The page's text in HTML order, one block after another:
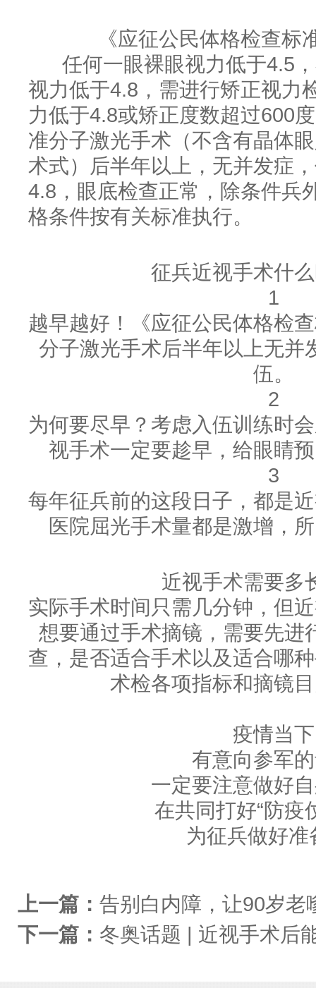
《应征公民体格检查
任何一眼裸眼视力低于4.5，
视力低于4.8，需进行矫正视力
力低于4.8或矫正度数超过600
准分子激光手术（不含有晶体
术式）后半年以上，无并发症
4.8，眼底检查正常，除条件兵
格条件按有关标准执行。
征兵近视手术什
1
越早越好！《应征公民体格检
分子激光手术后半年以上无并
伍。
2
为何要尽早？考虑入伍训练时
视手术一定要趁早，给眼睛
3
每年征兵前的这段日子，都是
医院屈光手术量都是激增，
近视手术需要多
实际手术时间只需几分钟，但
想要通过手术摘镜，需要先进
查，是否适合手术以及适合哪
术检各项指标和摘镜
疫情当下
有意向参军
一定要注意做好
在共同打好“防疫
为征兵做好准
上一篇： 告别白内障，让90岁老
下一篇： 冬奥话题 | 近视手术后